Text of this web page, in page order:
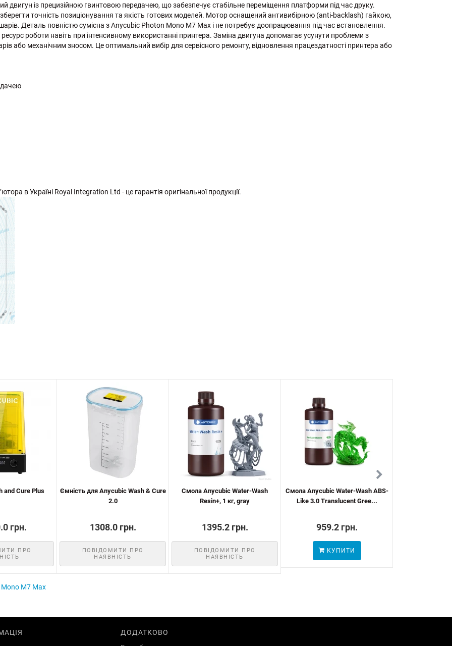
двигун із прецизійною гвинтовою передачею, що забезпечує стабільне переміщення платформи під час друку.
точність позиціонування та якість готових моделей. Мотор оснащений антивибірною (anti-backlash) гайкою,
Деталь повністю сумісна з Anycubic Photon Mono M7 Max і не потребує доопрацювання під час встановлення.
роботи навіть при інтенсивному використанні принтера. Заміна двигуна допомагає усунути проблеми з
або механічним зносом. Це оптимальний вибір для сервісного ремонту, відновлення працездатності принтера або
в Україні Royal Integration Ltd - це гарантія оригінальної продукції.
and Cure Plus
грн.
ПРО
Ємність для Anycubic Wash & Cure
2.0
1308.0 грн.
ПОВІДОМИТИ ПРО
НАЯВНІСТЬ
Смола Anycubic Water-Wash
Resin+, 1 кг, gray
1395.2 грн.
ПОВІДОМИТИ ПРО
НАЯВНІСТЬ
Смола Anycubic Water-Wash ABS-
Like 3.0 Translucent Gree...
959.2 грн.
КУПИТИ
M7 Max
ДОДАТКОВО